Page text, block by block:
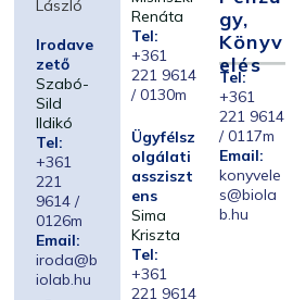
László
Irodave
zető
Szabó-
Sild
Ildikó
Tel:
+361
221
9614 /
0126m
Email:
iroda@b
iolab.hu
Renáta
Tel:
+361
221 9614
/ 0130m
Ügyfélsz
olgálati
assziszt
ens
Sima
Kriszta
Tel:
+361
221 9614
Gy,
Könyv
Elés
Tel:
+361
221 9614
/ 0117m
Email:
konyvele
s@biola
b.hu